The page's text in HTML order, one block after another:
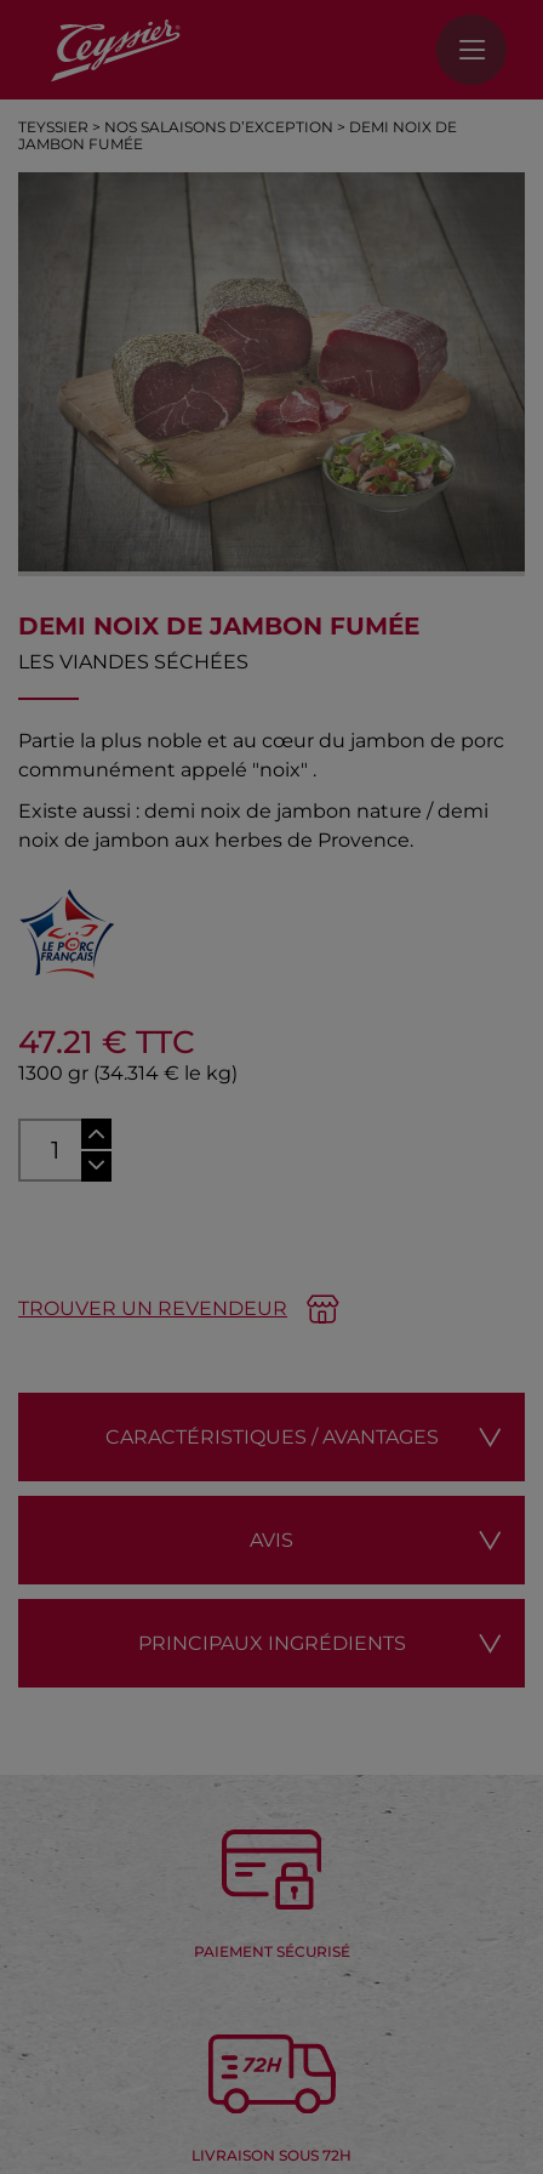
TEYSSIER > NOS SALAISONS D’EXCEPTION > DEMI NOIX DE
JAMBON FUMÉE
DEMI NOIX DE JAMBON FUMÉE
LES VIANDES SÉCHÉES
Partie la plus noble et au cœur du jambon de porc
communément appelé "noix" .
Existe aussi : demi noix de jambon nature / demi
noix de jambon aux herbes de Provence.
47.21 € TTC
1300 gr (34.314 € le kg)
TROUVER UN REVENDEUR
CARACTÉRISTIQUES / AVANTAGES
AVIS
PRINCIPAUX INGRÉDIENTS
PAIEMENT SÉCURISÉ
LIVRAISON SOUS 72H